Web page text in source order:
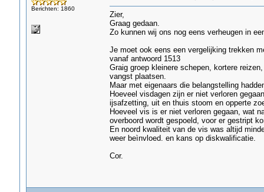
Berichten: 1860
Zier,
Graag gedaan.
Zo kunnen wij ons nog eens verheugen in
Je moet ook eens een vergelijking trekken
vanaf antwoord 1513
Graig groep kleinere schepen, kortere
vangst plaatsen.
Maar met eigenaars die belangstelling
Hoeveel visdagen zijn er niet verloren
ijsafzetting, uit en thuis stoom en opperte
Hoeveel vis is er niet verloren gegaan, wat
overboord wordt gespoeld, voor er gestript
En noord kwaliteit van de vis was altijd
weer beìnvloed. en kans op diskwalificatie.
Cor.